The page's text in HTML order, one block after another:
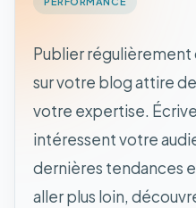
Publier régulièrement
sur votre blog attire
votre expertise.
intéressent votre
dernières tendances
aller plus loin,